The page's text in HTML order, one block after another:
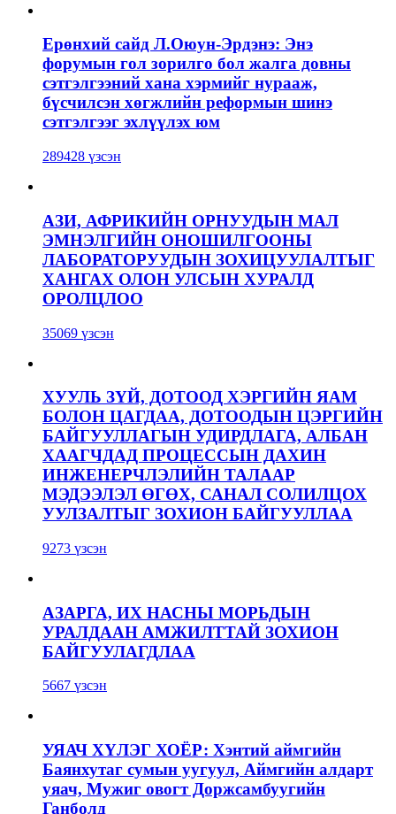
Ерөнхий сайд Л.Оюун-Эрдэнэ: Энэ
форумын гол зорилго бол жалга довны
сэтгэлгээний хана хэрмийг нурааж,
бүсчилсэн хөгжлийн реформын шинэ
сэтгэлгээг эхлүүлэх юм
289428 үзсэн
АЗИ, АФРИКИЙН ОРНУУДЫН МАЛ
ЭМНЭЛГИЙН ОНОШИЛГООНЫ
ЛАБОРАТОРУУДЫН ЗОХИЦУУЛАЛТЫГ
ХАНГАХ ОЛОН УЛСЫН ХУРАЛД
ОРОЛЦЛОО
35069 үзсэн
ХУУЛЬ ЗҮЙ, ДОТООД ХЭРГИЙН ЯАМ
БОЛОН ЦАГДАА, ДОТООДЫН ЦЭРГИЙН
БАЙГУУЛЛАГЫН УДИРДЛАГА, АЛБАН
ХААГЧДАД ПРОЦЕССЫН ДАХИН
ИНЖЕНЕРЧЛЭЛИЙН ТАЛААР
МЭДЭЭЛЭЛ ӨГӨХ, САНАЛ СОЛИЛЦОХ
УУЛЗАЛТЫГ ЗОХИОН БАЙГУУЛЛАА
9273 үзсэн
АЗАРГА, ИХ НАСНЫ МОРЬДЫН
УРАЛДААН АМЖИЛТТАЙ ЗОХИОН
БАЙГУУЛАГДЛАА
5667 үзсэн
УЯАЧ ХҮЛЭГ ХОЁР: Хэнтий аймгийн
Баянхутаг сумын уугуул, Аймгийн алдарт
уяач, Мужиг овогт Доржсамбуугийн
Ганболд